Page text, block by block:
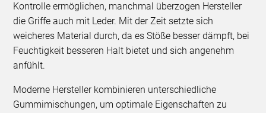
Kontrolle ermöglichen, manchmal überzogen Hersteller
die Griffe auch mit Leder. Mit der Zeit setzte sich
weicheres Material durch, da es Stöße besser dämpft, bei
Feuchtigkeit besseren Halt bietet und sich angenehm
anfühlt.
Moderne Hersteller kombinieren unterschiedliche
Gummimischungen, um optimale Eigenschaften zu